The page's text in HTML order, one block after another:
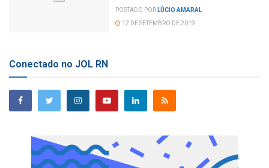
POSTADO POR LÚCIO AMARAL
12 DE SETEMBRO DE 2019
Conectado no JOL RN